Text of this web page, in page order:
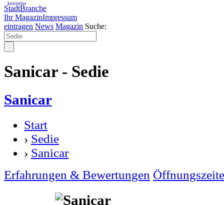
StadtBranche
Ihr MagazinImpressum
kostenlos
eintragen News Magazin Suche:
Sanicar - Sedie
Sanicar
Start
› Sedie
› Sanicar
Erfahrungen & Bewertungen